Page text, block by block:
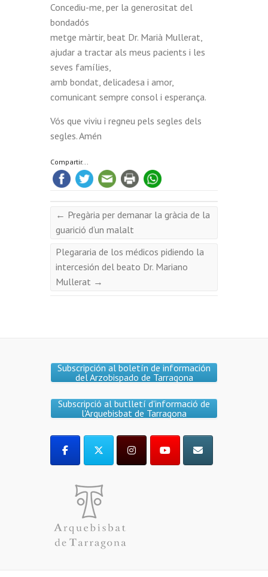
Concediu-me, per la generositat del
bondadós
metge màrtir, beat Dr. Marià Mullerat,
ajudar a tractar als meus pacients i les
seves famílies,
amb bondat, delicadesa i amor,
comunicant sempre consol i esperança.
Vós que viviu i regneu pels segles dels
segles. Amén
Compartir...
← Pregària per demanar la gràcia de la
guarició d’un malalt
Plegararia de los médicos pidiendo la
intercesión del beato Dr. Mariano
Mullerat →
Subscripción al boletín de información
del Arzobispado de Tarragona
Subscripció al butlletí d'informació de
l'Arquebisbat de Tarragona